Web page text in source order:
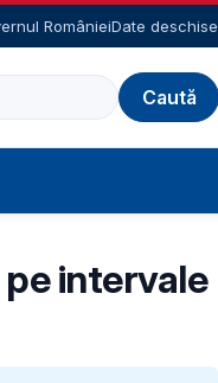
RomânieiDate deschise
intervale